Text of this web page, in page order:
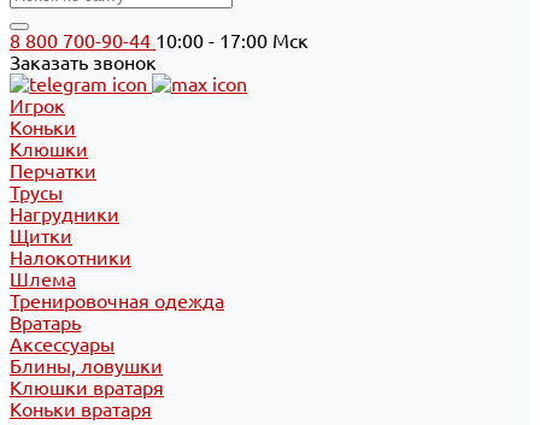
8 800 700-90-44 10:00 - 17:00 Мск
Заказать звонок
Игрок
Коньки
Клюшки
Перчатки
Трусы
Нагрудники
Щитки
Налокотники
Шлема
Тренировочная одежда
Вратарь
Аксессуары
Блины, ловушки
Клюшки вратаря
Коньки вратаря